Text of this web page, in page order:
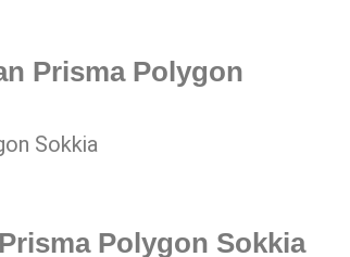
Prisma Polygon
Sokkia
Polygon Sokkia